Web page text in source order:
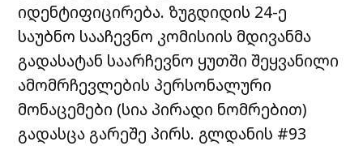
იდენტიფიცირება. ზუგდიდის 24-ე
საუბნო სააჩევნო კომისიის მდივანმა
გადასატან საარჩევნო ყუთში შეყვანილი
ამომრჩევლების პერსონალური
მონაცემები (სია პირადი ნომრებით)
გადასცა გარეშე პირს. გლდანის #93